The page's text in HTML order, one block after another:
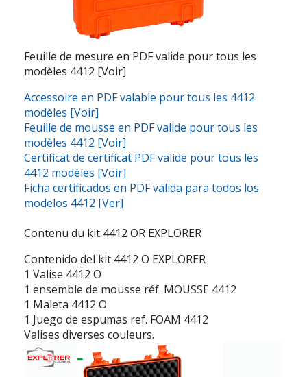
Feuille de mesure en PDF valide pour tous les
modèles 4412 [Voir]
Accessoire en PDF valable pour tous les 4412
modèles [Voir]
Feuille de mousse en PDF valide pour tous les
modèles 4412 [Voir]
Certificat de certificat PDF valide pour tous les
4412 modèles [Voir]
Ficha certificados en PDF valida para todos los
modelos 4412 [Ver]
Contenu du kit 4412 OR EXPLORER
Contenido del kit 4412 O EXPLORER
1 Valise 4412 O
1 ensemble de mousse réf. MOUSSE 4412
1 Maleta 4412 O
1 Juego de espumas ref. FOAM 4412
Valises diverses couleurs.